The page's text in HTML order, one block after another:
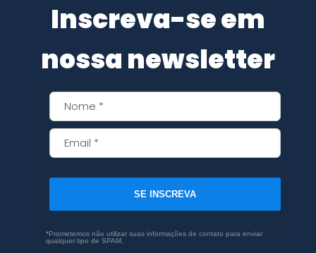
Inscreva-se em
nossa newsletter
SE INSCREVA
*Prometemos não utilizar suas informações de contato para enviar
qualquer tipo de SPAM.